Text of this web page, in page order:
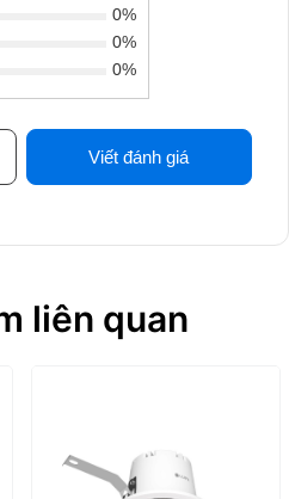
0%
0%
0%
Viết đánh giá
liên quan